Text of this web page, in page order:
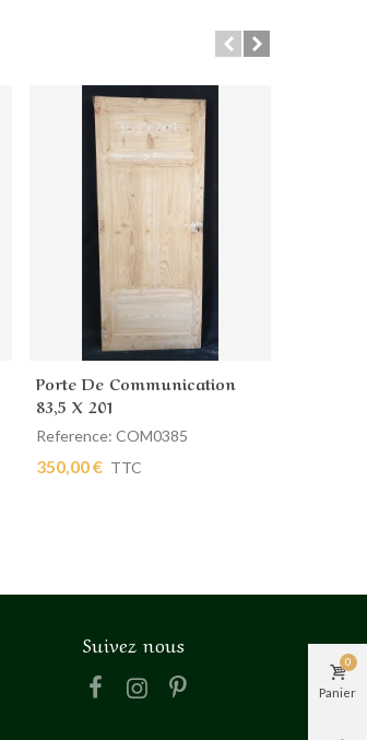
Ajouter au panier
Porte De Communication
83,5 X 201
Reference: COM0385
350,00 € TTC
Suivez nous
Panier
0